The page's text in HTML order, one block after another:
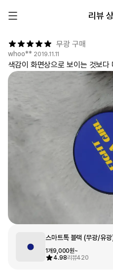
무광 구매
whoo** 2019.11.11
색감이 화면상으로 보이는 것보다
스마트톡 블랙 (무광/유
1개9,000원~
4.98리뷰420
리뷰
1분컷 무료 템플릿
의류 카테고리
전체상품
셔츠